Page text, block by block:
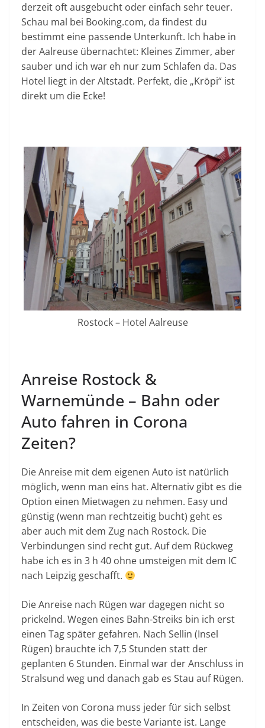
derzeit oft ausgebucht oder einfach sehr teuer.
Schau mal bei Booking.com, da findest du
bestimmt eine passende Unterkunft. Ich habe in
der Aalreuse übernachtet: Kleines Zimmer, aber
sauber und ich war eh nur zum Schlafen da. Das
Hotel liegt in der Altstadt. Perfekt, die „Kröpi“ ist
direkt um die Ecke!
Rostock – Hotel Aalreuse
Anreise Rostock &
Warnemünde – Bahn oder
Auto fahren in Corona
Zeiten?
Die Anreise mit dem eigenen Auto ist natürlich
möglich, wenn man eins hat. Alternativ gibt es die
Option einen Mietwagen zu nehmen. Easy und
günstig (wenn man rechtzeitig bucht) geht es
aber auch mit dem Zug nach Rostock. Die
Verbindungen sind recht gut. Auf dem Rückweg
habe ich es in 3 h 40 ohne umsteigen mit dem IC
nach Leipzig geschafft.
Die Anreise nach Rügen war dagegen nicht so
prickelnd. Wegen eines Bahn-Streiks bin ich erst
einen Tag später gefahren. Nach Sellin (Insel
Rügen) brauchte ich 7,5 Stunden statt der
geplanten 6 Stunden. Einmal war der Anschluss in
Stralsund weg und danach gab es Stau auf Rügen.
In Zeiten von Corona muss jeder für sich selbst
entscheiden, was die beste Variante ist. Lange